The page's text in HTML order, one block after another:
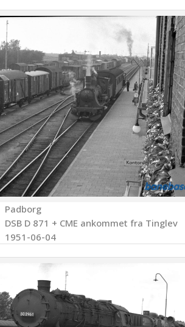
Padborg
DSB D 871 + CME ankommet fra Tinglev
1951-06-04